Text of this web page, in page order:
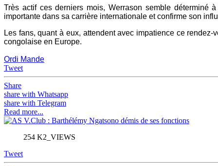
Très actif ces derniers mois, Werrason semble déterminé
importante dans sa carrière internationale et confirme son
Les fans, quant à eux, attendent avec impatience ce
congolaise en Europe.
Ordi Mande
Tweet
Share
share with Whatsapp
share with Telegram
Read more...
254 K2_VIEWS
Tweet